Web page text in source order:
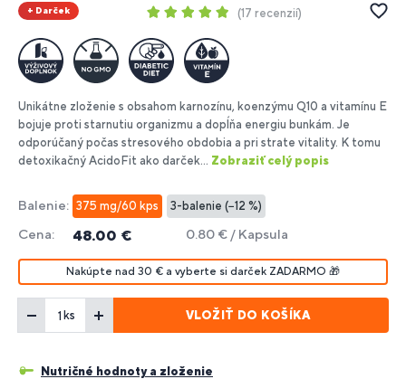
+ Darček 17 recenzií
Unikátne zloženie s obsahom karnozínu, koenzýmu Q10 a vitamínu E
bojuje proti starnutiu organizmu a dopĺňa energiu bunkám. Je
odporúčaný počas stresového obdobia a pri strate vitality. K tomu
detoxikačný AcidoFit ako darček... Zobraziť celý popis
Balenie: 375 mg/60 kps 3-balenie (−12 %)
Cena: 48.00 € 0.80 € / Kapsula
Nakúpte nad 30 € a vyberte si darček ZADARMO 🎁
ks VLOŽIŤ DO KOŠÍKA
Nutričné hodnoty a zloženie